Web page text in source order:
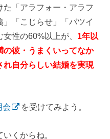
「アラフォー・アラフ
「こじらせ」「バツイ
性の60%以上が、 1年以
の彼・うまくいってなか
れ自分らしい結婚を実現
会 を受けてみよう。
くからね。